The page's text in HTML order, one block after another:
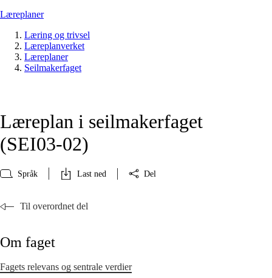
Læreplaner
Læring og trivsel
Læreplanverket
Læreplaner
Seilmakerfaget
Læreplan i seilmakerfaget
(SEI03‑02)
Språk Last ned Del
Til overordnet del
Om faget
Fagets relevans og sentrale verdier